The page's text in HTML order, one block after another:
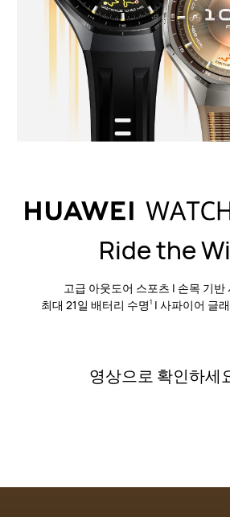
Ride the
고급 아웃도어 스포츠 | 손목 기반
최대 21일 배터리 수명1| 사파이어 글
영상으로 확인하세